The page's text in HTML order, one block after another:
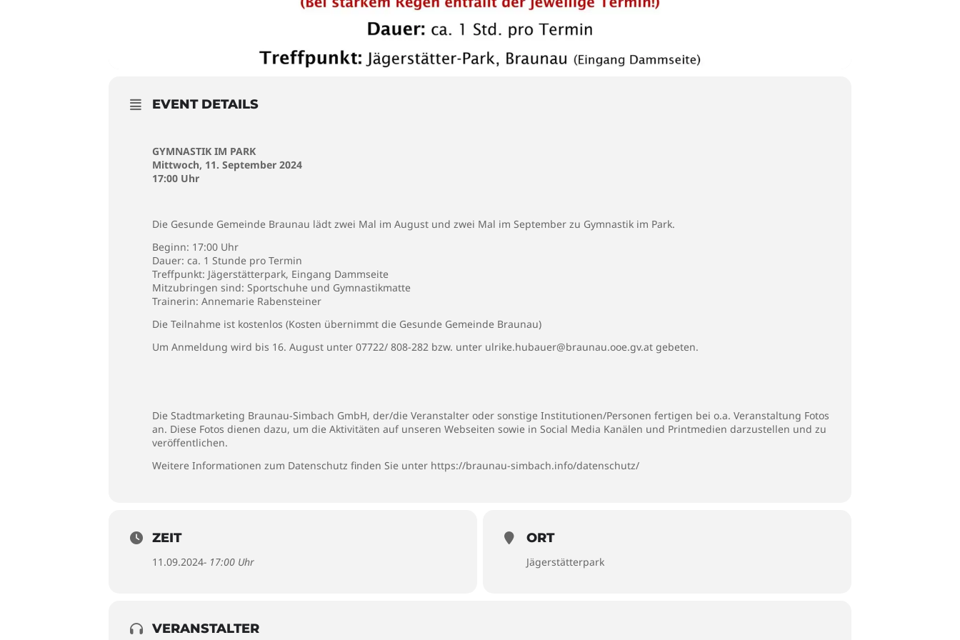
EVENT DETAILS
GYMNASTIK IM PARK
Mittwoch, 11. September 2024
17:00 Uhr
Die Gesunde Gemeinde Braunau lädt zwei Mal im August und zwei Mal im September zu Gymnastik im Park.
Beginn: 17:00 Uhr
Dauer: ca. 1 Stunde pro Termin
Treffpunkt: Jägerstätterpark, Eingang Dammseite
Mitzubringen sind: Sportschuhe und Gymnastikmatte
Trainerin: Annemarie Rabensteiner
Die Teilnahme ist kostenlos (Kosten übernimmt die Gesunde Gemeinde Braunau)
Um Anmeldung wird bis 16. August unter 07722/ 808-282 bzw. unter ulrike.hubauer@braunau.ooe.gv.at gebeten.
Die Stadtmarketing Braunau-Simbach GmbH, der/die Veranstalter oder sonstige Institutionen/Personen fertigen bei o.a. Veranstaltung Fotos
an. Diese Fotos dienen dazu, um die Aktivitäten auf unseren Webseiten sowie in Social Media Kanälen und Printmedien darzustellen und zu
veröffentlichen.
Weitere Informationen zum Datenschutz finden Sie unter https://braunau-simbach.info/datenschutz/
ZEIT
11.09.2024- 17:00 Uhr
ORT
Jägerstätterpark
VERANSTALTER